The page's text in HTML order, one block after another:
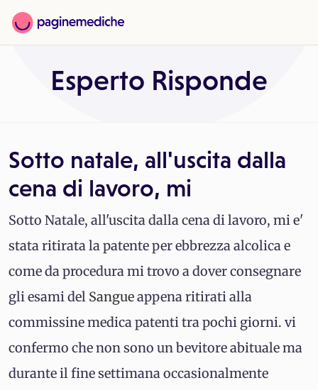
Esperto Risponde
Sotto natale, all'uscita dalla
cena di lavoro, mi
Sotto Natale, all'uscita dalla cena di lavoro, mi e'
stata ritirata la patente per ebbrezza alcolica e
come da procedura mi trovo a dover consegnare
gli esami del Sangueappena ritirati alla
commissine medica patenti tra pochi giorni. vi
confermo che non sono un bevitore abituale ma
durante il fine settimana occasionalmente